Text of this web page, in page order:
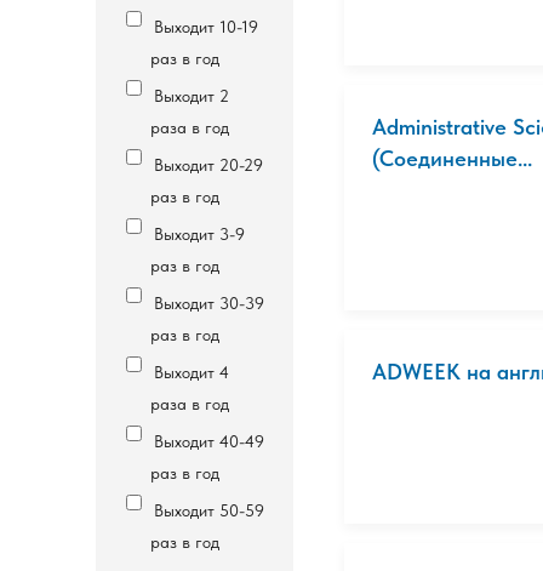
Выходит 10-19
раз в год
Выходит 2
раза в год
Выходит 20-29
раз в год
Выходит 3-9
раз в год
Выходит 30-39
раз в год
Выходит 4
раза в год
Выходит 40-49
раз в год
Выходит 50-59
раз в год
Administrative
(Соединенные...
ADWEEK на